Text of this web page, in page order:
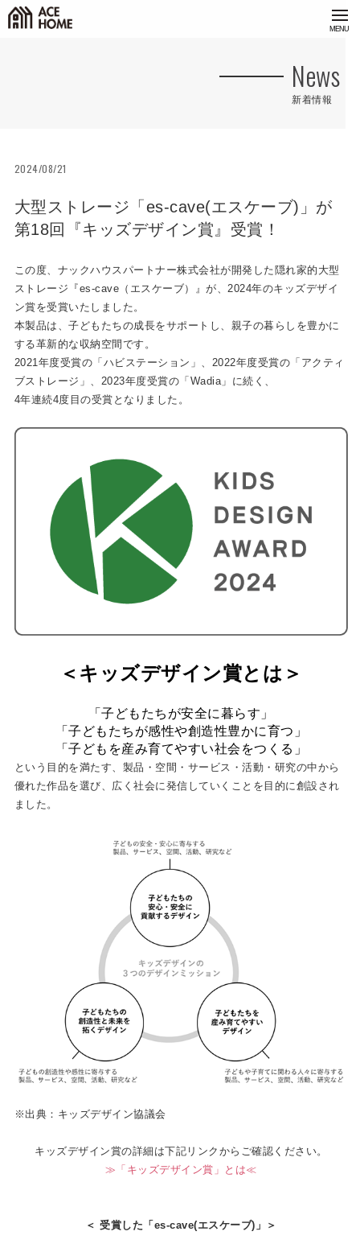
News
新着情報
2024/08/21
大型ストレージ「es-cave(エスケーブ)」が
第18回『キッズデザイン賞』受賞！
この度、ナックハウスパートナー株式会社が開発した隠れ家的⼤型
ストレージ『es-cave（エスケーブ）』が、2024年のキッズデザイ
ン賞を受賞いたしました。
本製品は、⼦どもたちの成⻑をサポートし、親⼦の暮らしを豊かに
する⾰新的な収納空間です。
2021年度受賞の「ハビステーション」、2022年度受賞の「アクティ
ブストレージ」、2023年度受賞の「Wadia」に続く、
4年連続4度目の受賞となりました。
＜キッズデザイン賞とは＞
「子どもたちが安全に暮らす」
「子どもたちが感性や創造性豊かに育つ」
「子どもを産み育てやすい社会をつくる」
という目的を満たす、製品・空間・サービス・活動・研究の中から
優れた作品を選び、広く社会に発信していくことを目的に創設され
ました。
※出典：キッズデザイン協議会
キッズデザイン賞の詳細は下記リンクからご確認ください。
≫「キッズデザイン賞」とは≪
＜ 受賞した「es-cave(エスケーブ) 」＞